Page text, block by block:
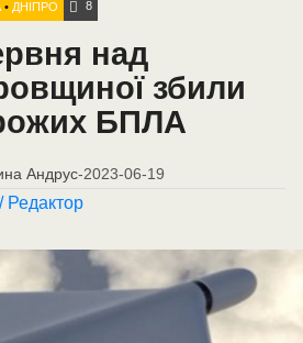
• ДНІПРО 8
над
збили
БПЛА
Андрус-2023-06-19
Редактор